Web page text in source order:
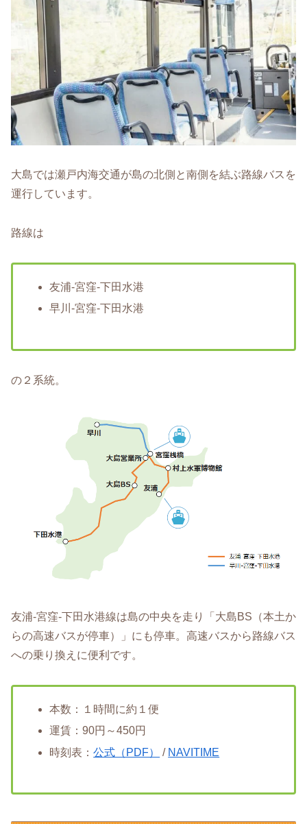
大島では瀬戸内海交通が島の北側と南側を結ぶ路線バスを
運行しています。
路線は
友浦-宮窪-下田水港
早川-宮窪-下田水港
の２系統。
友浦-宮窪-下田水港線は島の中央を走り「大島BS（本土か
らの高速バスが停車）」にも停車。高速バスから路線バス
への乗り換えに便利です。
本数：１時間に約１便
運賃：90円～450円
時刻表：公式（PDF） / NAVITIME